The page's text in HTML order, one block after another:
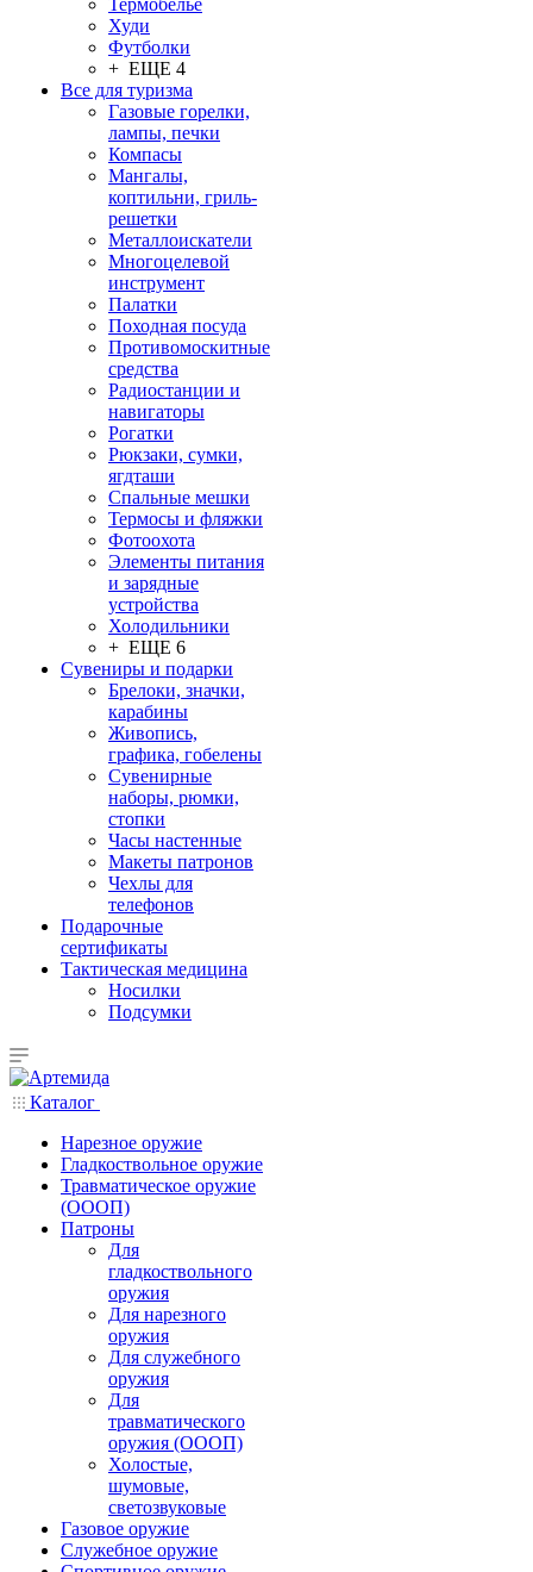
Термобелье
Худи
Футболки
+ ЕЩЕ 4
Все для туризма
Газовые горелки,
лампы, печки
Компасы
Мангалы,
коптильни, гриль-
решетки
Металлоискатели
Многоцелевой
инструмент
Палатки
Походная посуда
Противомоскитные
средства
Радиостанции и
навигаторы
Рогатки
Рюкзаки, сумки,
ягдташи
Спальные мешки
Термосы и фляжки
Фотоохота
Элементы питания
и зарядные
устройства
Холодильники
+ ЕЩЕ 6
Сувениры и подарки
Брелоки, значки,
карабины
Живопись,
графика, гобелены
Сувенирные
наборы, рюмки,
стопки
Часы настенные
Макеты патронов
Чехлы для
телефонов
Подарочные
сертификаты
Тактическая медицина
Носилки
Подсумки
Каталог
Нарезное оружие
Гладкоствольное оружие
Травматическое оружие
(ОООП)
Патроны
Для
гладкоствольного
оружия
Для нарезного
оружия
Для служебного
оружия
Для
травматического
оружия (ОООП)
Холостые,
шумовые,
светозвуковые
Газовое оружие
Служебное оружие